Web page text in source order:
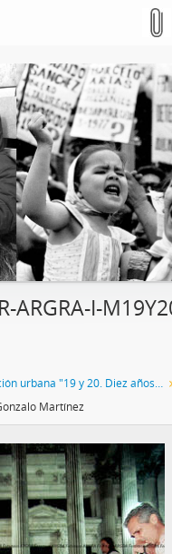
I-
Intervención urbana "19 y 20. Diez años. Fotoperiodismo en la calle"
Martínez